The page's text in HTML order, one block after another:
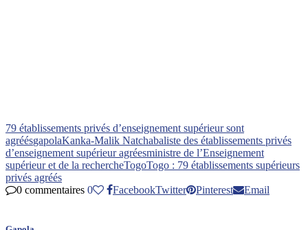
79 établissements privés d’enseignement supérieur sont
agréésgapolaKanka-Malik Natchabaliste des établissements privés
d’enseignement supérieur agréesministre de l’Enseignement
supérieur et de la rechercheTogoTogo : 79 établissements supérieurs
privés agréés
0 commentaires 0 FacebookTwitter Pinterest Email